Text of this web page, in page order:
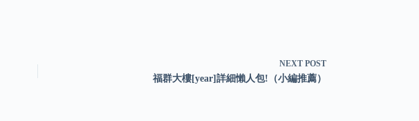
NEXT POST
福群大樓[year]詳細懶人包!（小編推薦）